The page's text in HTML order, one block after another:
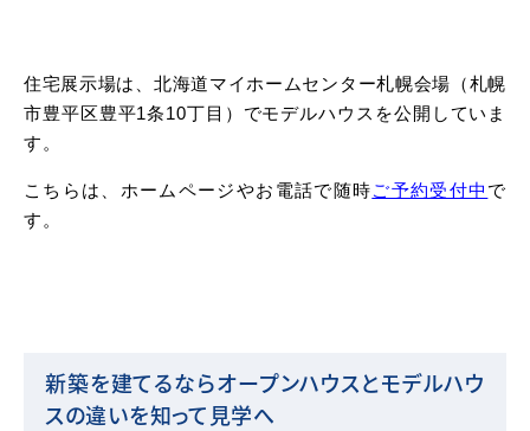
住宅展示場は、北海道マイホームセンター札幌会場（札幌
市豊平区豊平1条10丁目）でモデルハウスを公開していま
す。
こちらは、ホームページやお電話で随時ご予約受付中 で
す。
新築を建てるならオープンハウスとモデルハウ
スの違いを知って見学へ